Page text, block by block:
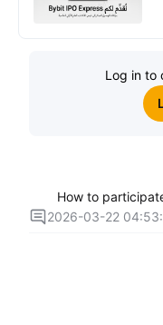
Log
How to
2026-03-22